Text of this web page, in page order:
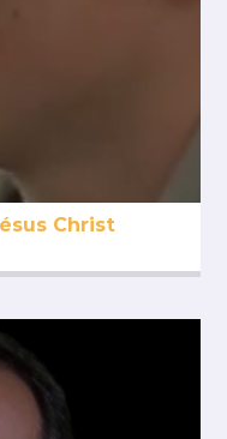
Christ